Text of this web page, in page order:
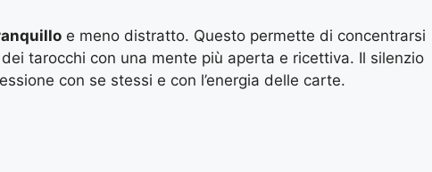
e meno distratto. Questo permette di concentrarsi
tarocchi con una mente più aperta e ricettiva. Il silenzio
con se stessi e con l’energia delle carte.